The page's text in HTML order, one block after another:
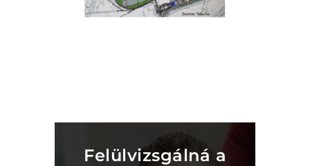
Felülvizsgálná a